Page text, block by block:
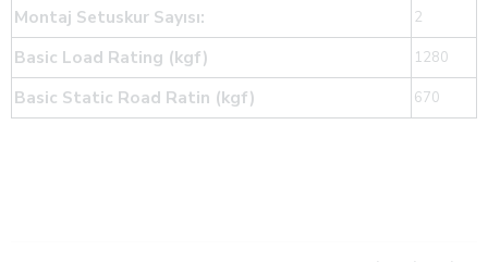
Montaj Setuskur Sayısı: 2
Basic Load Rating (kgf) 1280
Basic Static Road Ratin (kgf) 670